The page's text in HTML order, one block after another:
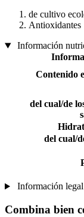
de cultivo
Antioxidantes
Información
Contenido
del cual/de
del cual/
Información legal
Combina bien